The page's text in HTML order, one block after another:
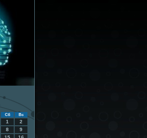
Сб Вс
1
2
8
9